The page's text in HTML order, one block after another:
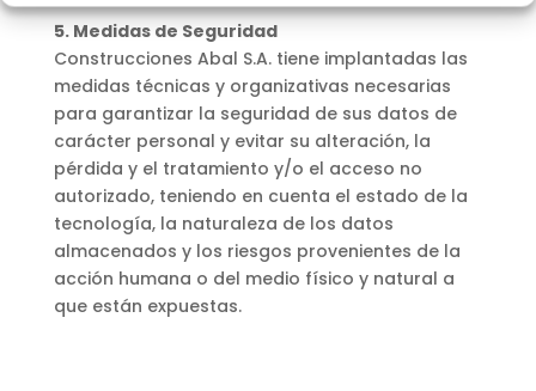
5. Medidas de Seguridad
Construcciones Abal S.A. tiene implantadas las
medidas técnicas y organizativas necesarias
para garantizar la seguridad de sus datos de
carácter personal y evitar su alteración, la
pérdida y el tratamiento y/o el acceso no
autorizado, teniendo en cuenta el estado de la
tecnología, la naturaleza de los datos
almacenados y los riesgos provenientes de la
acción humana o del medio físico y natural a
que están expuestas.